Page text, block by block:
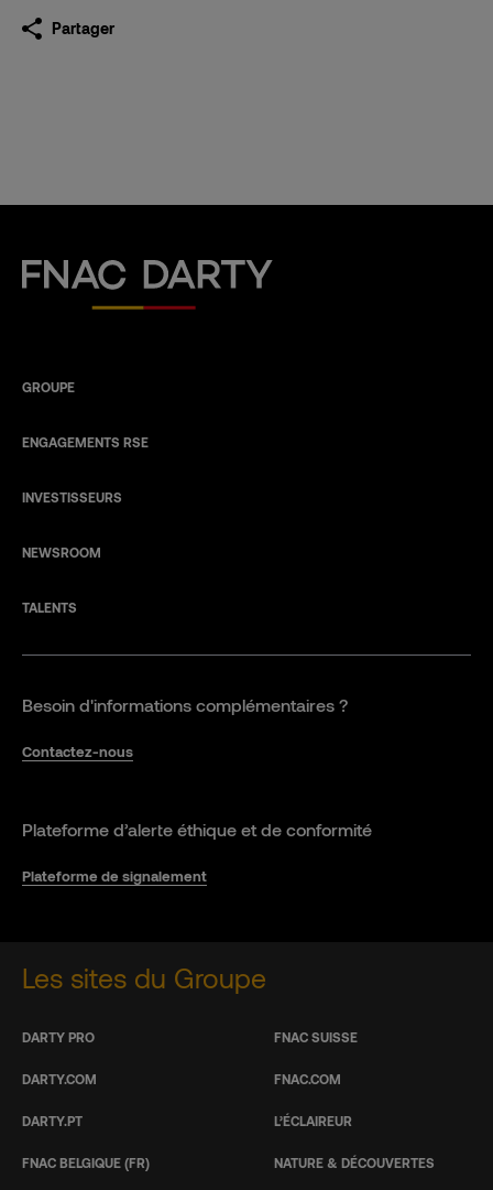
Partager
Fnac Darty
GROUPE
ENGAGEMENTS RSE
INVESTISSEURS
NEWSROOM
TALENTS
Besoin d'informations complémentaires ?
Contactez-nous
Plateforme d’alerte éthique et de conformité
Plateforme de signalement
Les sites du Groupe
DARTY PRO
DARTY.COM
DARTY.PT
FNAC BELGIQUE (FR)
FNAC SUISSE
FNAC.COM
L’ÉCLAIREUR
NATURE & DÉCOUVERTES